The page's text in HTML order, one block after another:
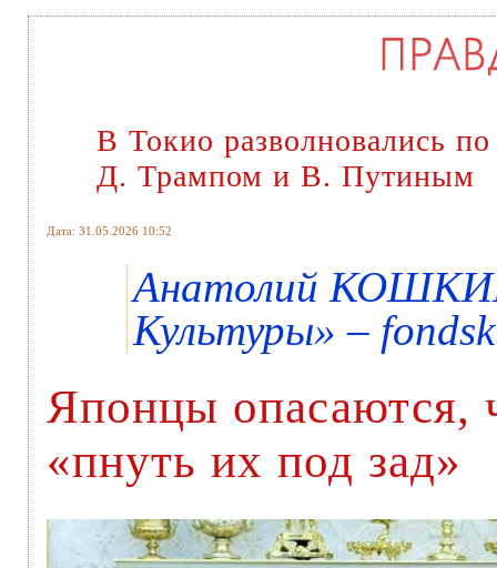
В Токио разволновались
Д. Трампом и В. Путиным
Дата: 31.05.2026 10:52
Анатолий
Культуры» –
Японцы опасаются,
«пнуть их под зад»